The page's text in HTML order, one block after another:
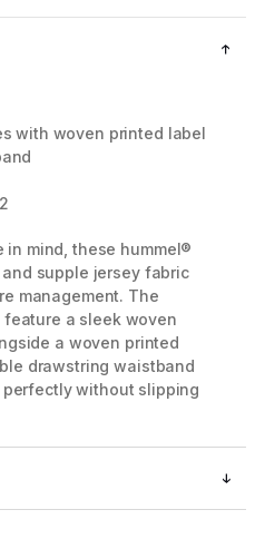
with woven printed label
in mind, these hummel®
supple jersey fabric
management. The
feature a sleek woven
a woven printed
drawstring waistband
without slipping